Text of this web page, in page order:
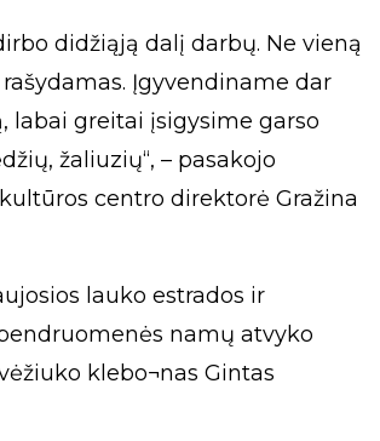
didžiąją dalį darbų. Ne vieną
Įgyvendiname dar
labai greitai įsigysime garso
žaliuzių“, – pasakojo
centro direktorė Gražina
lauko estrados ir
namų atvyko
klebo¬nas Gintas